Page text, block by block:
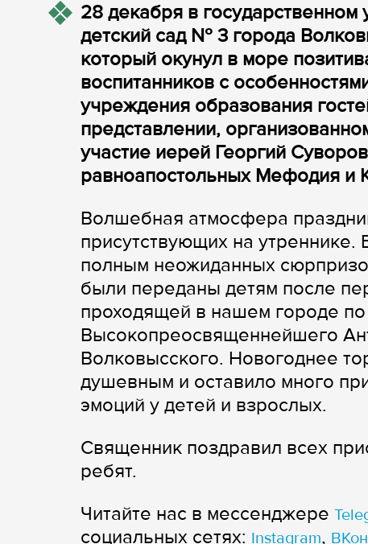
28 декабря в
детский сад № 3 города
который окунул в море
воспитанников с
учреждения образования
представлении,
участие иерей Георгий
равноапостольных Мефодия и
Волшебная атмосфера
присутствующих на утреннике.
полным неожиданных
были переданы детям после
проходящей в нашем городе
Высокопреосвященнейшего
Волковысского. Новогоднее
душевным и оставило много
эмоций у детей и взрослых.
Священник поздравил всех
ребят.
Читайте нас в мессенджере
cоциальных сетях: Instagram,